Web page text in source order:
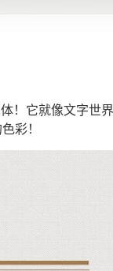
它就像文字世
彩！